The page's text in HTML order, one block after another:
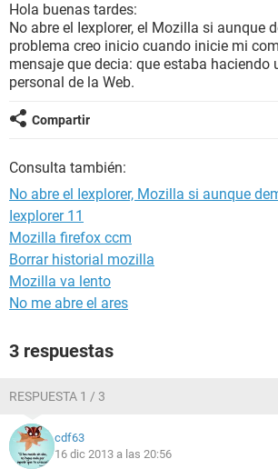
Hola buenas tardes:
No abre el Iexplorer, el Mozilla si aunque
problema creo inicio cuando inicie mi
mensaje que decia: que estaba haciendo
personal de la Web.
Compartir
Consulta también:
No abre el Iexplorer, Mozilla si aunque
Iexplorer 11
Mozilla firefox ccm
Borrar historial mozilla
Mozilla va lento
No me abre el ares
3 respuestas
RESPUESTA 1 / 3
cdf63
16 dic 2013 a las 20:56